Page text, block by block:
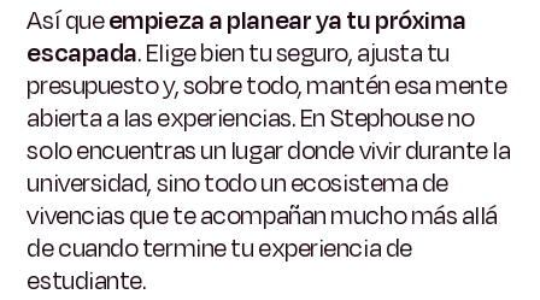
Así queempieza a planear ya tu próxima
escapada. Elige bien tu seguro, ajusta tu
presupuesto y, sobre todo, mantén esa mente
abierta a las experiencias. En Stephouse no
solo encuentras un lugar donde vivir durante la
universidad, sino todo un ecosistema de
vivencias que te acompañan mucho más allá
de cuando termine tu experiencia de
estudiante.